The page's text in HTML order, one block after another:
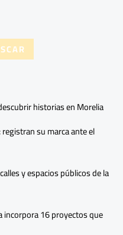
historias en Morelia
su marca ante el
y espacios públicos de la
incorpora 16 proyectos que